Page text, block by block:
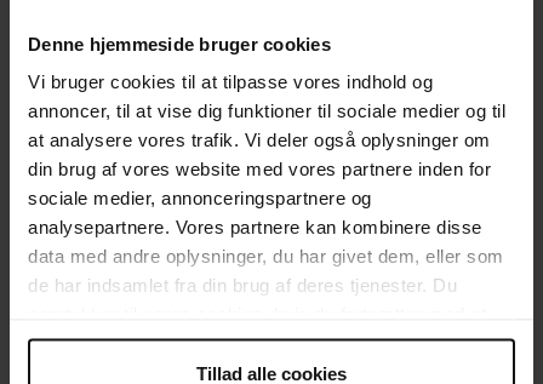
Denne hjemmeside bruger cookies
Vi bruger cookies til at tilpasse vores indhold og
annoncer, til at vise dig funktioner til sociale medier og til
at analysere vores trafik. Vi deler også oplysninger om
din brug af vores website med vores partnere inden for
sociale medier, annonceringspartnere og
analysepartnere. Vores partnere kan kombinere disse
data med andre oplysninger, du har givet dem, eller som
de har indsamlet fra din brug af deres tjenester. Du
anvende vores hjemmeside.
Tillad alle cookies